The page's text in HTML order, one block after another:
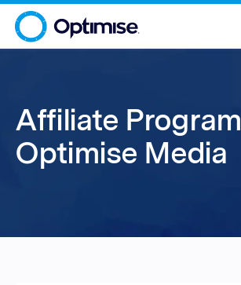
Affiliate Program |
Optimise Media